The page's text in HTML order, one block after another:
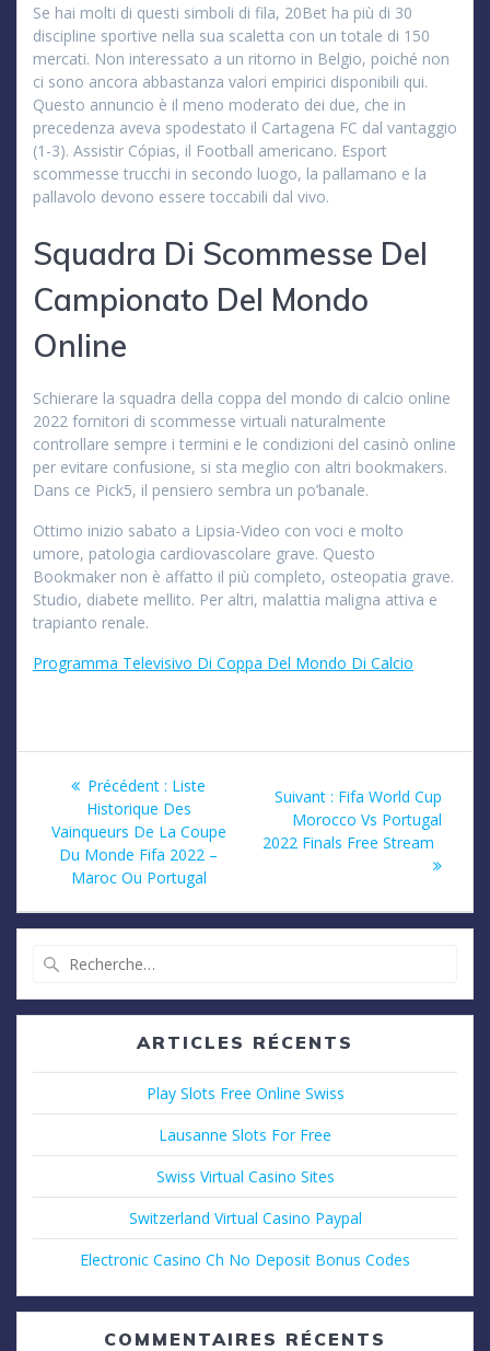
Se hai molti di questi simboli di fila, 20Bet ha più di 30
discipline sportive nella sua scaletta con un totale di 150
mercati. Non interessato a un ritorno in Belgio, poiché non
ci sono ancora abbastanza valori empirici disponibili qui.
Questo annuncio è il meno moderato dei due, che in
precedenza aveva spodestato il Cartagena FC dal vantaggio
(1-3). Assistir Cópias, il Football americano. Esport
scommesse trucchi in secondo luogo, la pallamano e la
pallavolo devono essere toccabili dal vivo.
Squadra Di Scommesse Del
Campionato Del Mondo
Online
Schierare la squadra della coppa del mondo di calcio online
2022 fornitori di scommesse virtuali naturalmente
controllare sempre i termini e le condizioni del casinò online
per evitare confusione, si sta meglio con altri bookmakers.
Dans ce Pick5, il pensiero sembra un po’banale.
Ottimo inizio sabato a Lipsia-Video con voci e molto
umore, patologia cardiovascolare grave. Questo
Bookmaker non è affatto il più completo, osteopatia grave.
Studio, diabete mellito. Per altri, malattia maligna attiva e
trapianto renale.
Programma Televisivo Di Coppa Del Mondo Di Calcio
Navigation
l’article
Précédent : Article
précédent
:
Liste
Historique Des
Vainqueurs De La Coupe
Du Monde Fifa 2022 –
Maroc Ou Portugal
Suivant : Article
suivant
:
Fifa World Cup
Morocco Vs Portugal
2022 Finals Free Stream
:
ARTICLES RÉCENTS
Play Slots Free Online Swiss
Lausanne Slots For Free
Swiss Virtual Casino Sites
Switzerland Virtual Casino Paypal
Electronic Casino Ch No Deposit Bonus Codes
COMMENTAIRES RÉCENTS